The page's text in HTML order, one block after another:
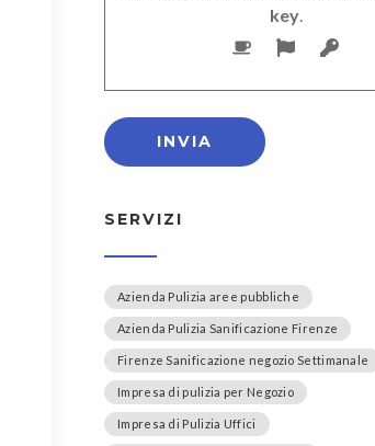
key.
SERVIZI
Azienda Pulizia aree pubbliche
Azienda Pulizia Sanificazione Firenze
Firenze Sanificazione negozio Settimanale
Impresa di pulizia per Negozio
Impresa di Pulizia Uffici